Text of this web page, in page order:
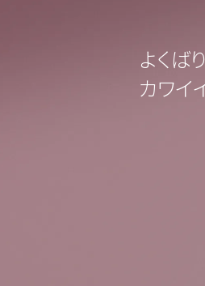
よくば
カワイ